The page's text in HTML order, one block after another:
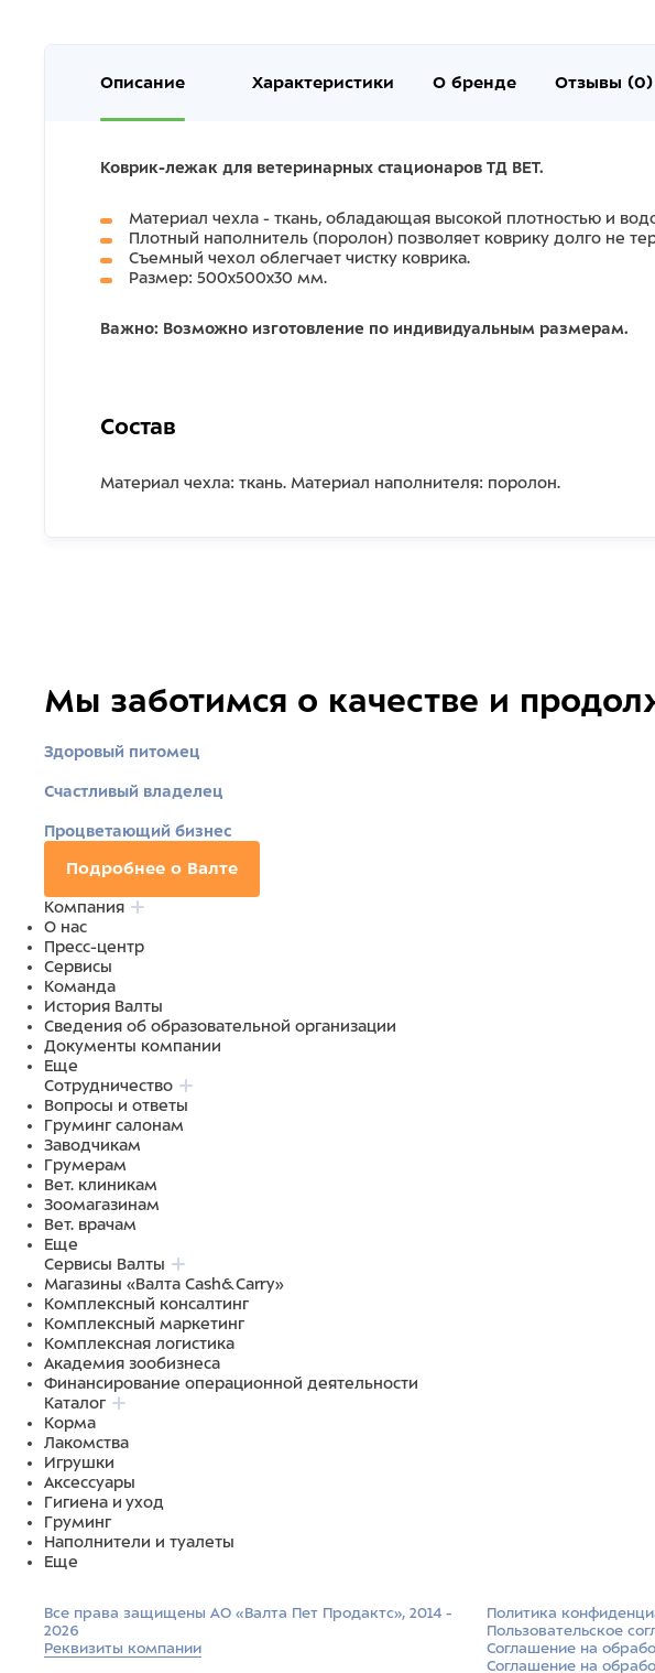
Описание Характеристики О бренде Отзывы (0)
Коврик-лежак для ветеринарных стационаров ТД ВЕТ.
Материал чехла - ткань, обладающая высокой плотностью и
Плотный наполнитель (поролон) позволяет коврику долго не
Съемный чехол облегчает чистку коврика.
Размер: 500x500x30 мм.
Важно: Возможно изготовление по индивидуальным размерам.
Состав
Материал чехла: ткань. Материал наполнителя: поролон.
Мы заботимся о качестве и
Здоровый питомец
Счастливый владелец
Процветающий бизнес
Подробнее о Валте
Компания
О нас
Пресс-центр
Сервисы
Команда
История Валты
Сведения об образовательной организации
Документы компании
Еще
Сотрудничество
Вопросы и ответы
Груминг салонам
Заводчикам
Грумерам
Вет. клиникам
Зоомагазинам
Вет. врачам
Еще
Сервисы Валты
Магазины «Валта Cash&Carry»
Комплексный консалтинг
Комплексный маркетинг
Комплексная логистика
Академия зообизнеса
Финансирование операционной деятельности
Каталог
Корма
Лакомства
Игрушки
Аксессуары
Гигиена и уход
Груминг
Наполнители и туалеты
Еще
Все права защищены АО «Валта Пет Продактс», 2014 -
2026
Реквизиты компании
Политика
Пользовательское
Соглашение на
Соглашение на